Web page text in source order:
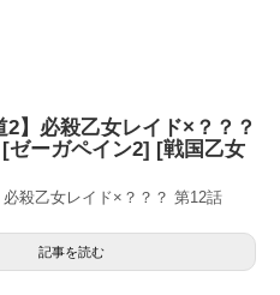
2】必殺乙女レイド×？？？
ゼーガペイン2] [戦国乙女
必殺乙女レイド×？？？ 第12話
記事を読む